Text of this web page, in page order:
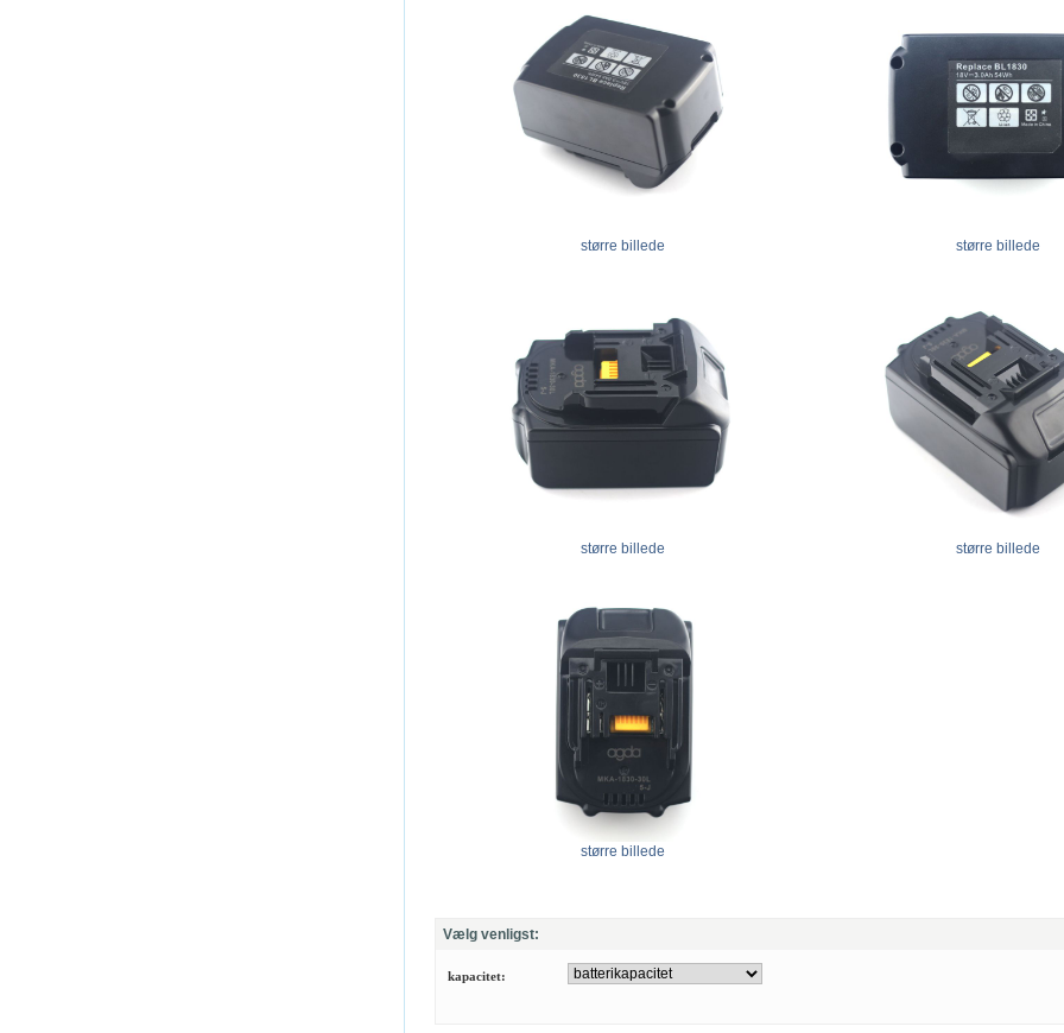
større billede større billede
større billede større billede
større billede
Vælg venligst:
kapacitet: